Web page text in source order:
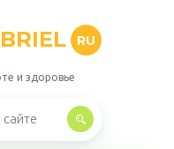
RU
и здоровье